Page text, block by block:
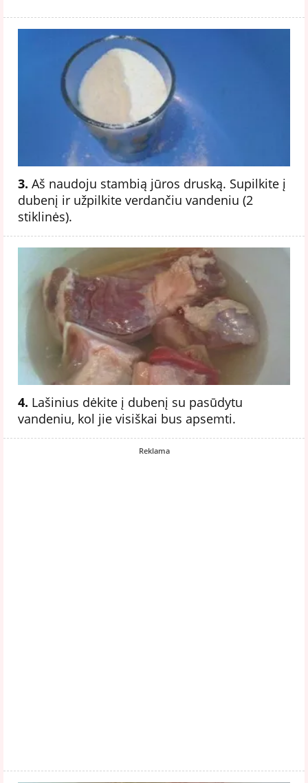
3. Aš naudoju stambią jūros druską. Supilkite į
dubenį ir užpilkite verdančiu vandeniu (2
stiklinės).
4. Lašinius dėkite į dubenį su pasūdytu
vandeniu, kol jie visiškai bus apsemti.
Reklama